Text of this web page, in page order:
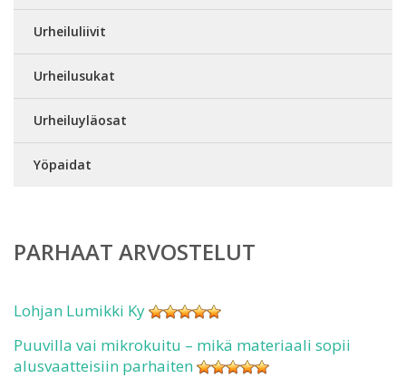
Urheiluliivit
Urheilusukat
Urheiluyläosat
Yöpaidat
PARHAAT ARVOSTELUT
Lohjan Lumikki Ky
Puuvilla vai mikrokuitu – mikä materiaali sopii
alusvaatteisiin parhaiten